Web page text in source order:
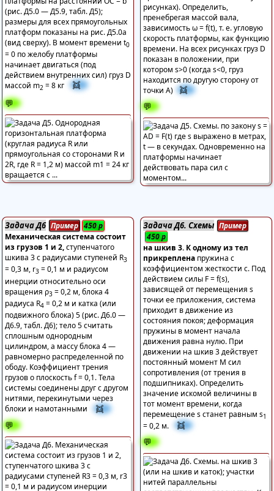
(рис. Д5.0 — Д5.9, табл. Д5);
размеры для всех прямоугольных
платформ показаны на рис. Д5.0а
(вид сверху). В момент времени t0
= 0 по желобу платформы
начинает двигаться (под
действием внутренних сил) груз D
массой m2 = 8 кг
👯
💬
рисунках). Определить,
пренебрегая массой вала,
зависимость ω = f(t), т. е. угловую
скорость платформы, как функцию
времени. На всех рисунках груз D
показан в положении, при
котором s>0 (когда s<0, груз
находится по другую сторону от
точки А) 👯
💬
Задача Д6 Пример 450р
Механическая система состоит
из грузов 1 и 2,ступенчатого
шкива 3 с радиусами ступеней R3
= 0,3 м, r3 = 0,1 м и радиусом
инерции относительно оси
вращения ρ3 = 0,2 м, блока 4
радиуса R4 = 0,2 м и катка (или
подвижного блока) 5 (рис. Д6.0 —
Д6.9, табл. Д6); тело 5 считать
сплошным однородным
цилиндром, а массу блока 4 —
равномерно распределенной по
ободу. Коэффициент трения
грузов о плоскость f = 0,1. Тела
системы соединены друг с другом
нитями, перекинутыми через
блоки и намотанными
👯
💬
Задача Д6. Схемы Пример
450р
на шкив 3. К одному из тел
прикреплена пружина с
коэффициентом жесткости c. Под
действием силы F = f(s),
зависящей от перемещения s
точки ее приложения, система
приходит в движение из
состояния покоя; деформация
пружины в момент начала
движения равна нулю. При
движении на шкив 3 действует
постоянный момент М сил
сопротивления (от трения в
подшипниках). Определить
значение искомой величины в
тот момент времени, когда
перемещение s станет равным s1
= 0,2 м.
👯
💬